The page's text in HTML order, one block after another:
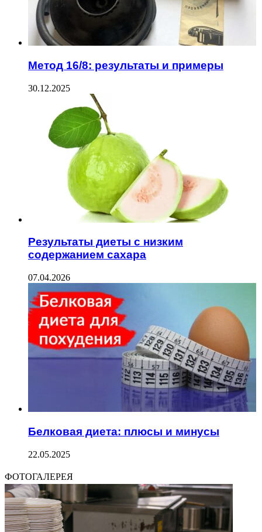
Метод 16/8: результаты и примеры
30.12.2025
Результаты диеты с низким
содержанием сахара
07.04.2026
Белковая диета: плюсы и минусы
22.05.2025
ФОТОГАЛЕРЕЯ